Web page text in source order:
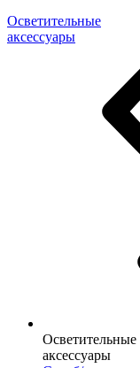
Осветительные
аксессуары
Осветительные
аксессуары